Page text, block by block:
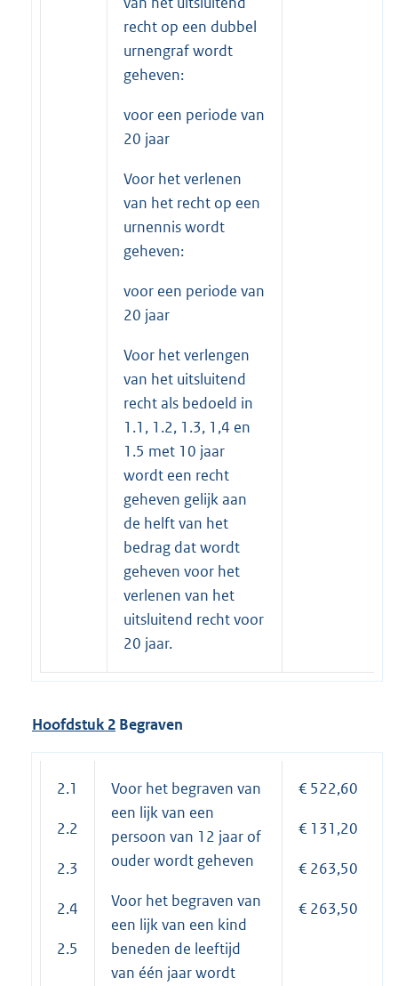
recht op een dubbel
urnengraf wordt
geheven:
voor een periode van
20 jaar
Voor het verlenen
van het recht op een
urnennis wordt
geheven:
voor een periode van
20 jaar
Voor het verlengen
van het uitsluitend
recht als bedoeld in
1.1, 1.2, 1.3, 1,4 en
1.5 met 10 jaar
wordt een recht
geheven gelijk aan
de helft van het
bedrag dat wordt
geheven voor het
verlenen van het
uitsluitend recht voor
20 jaar.
Hoofdstuk 2 Begraven
2.1
2.2
2.3
2.4
2.5
Voor het begraven van
een lijk van een
persoon van 12 jaar of
ouder wordt geheven
Voor het begraven van
een lijk van een kind
beneden de leeftijd
van één jaar wordt
€ 522,60
€ 131,20
€ 263,50
€ 263,50